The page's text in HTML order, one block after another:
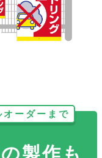
ーダーまで
製作も